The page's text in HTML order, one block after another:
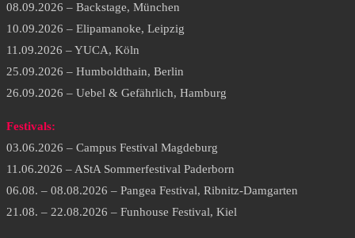
08.09.2026 – Backstage, München
10.09.2026 – Elipamanoke, Leipzig
11.09.2026 – YUCA, Köln
25.09.2026 – Humboldthain, Berlin
26.09.2026 – Uebel & Gefährlich, Hamburg
Festivals:
03.06.2026 – Campus Festival Magdeburg
11.06.2026 – AStA Sommerfestival Paderborn
06.08. – 08.08.2026 – Pangea Festival, Ribnitz-Damgarten
21.08. – 22.08.2026 – Funhouse Festival, Kiel